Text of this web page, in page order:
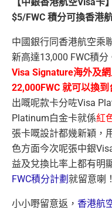
$5/FWC 積分可換香港
中國銀行同香港航空乘
新高達13,000 FWC積
Visa Signature海外及
22,000FWC 就可以換到
出嘅呢款卡分咗Visa
Platinum白金卡就係紅
張卡嘅設計都幾新穎，
色方面今次呢張中銀
益及兌換比率上都有明
FWC積分計劃 就留意喇
小小嘢留意返， 香港航